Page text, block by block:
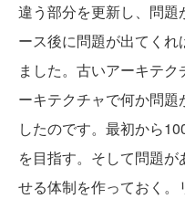
違う部分を更新し、問題
ース後に問題が出てくれ
ました。古いアーキテ
ーキテクチャで何か問
したのです。最初から
を目指す。そして問題
せる体制を作っておく。